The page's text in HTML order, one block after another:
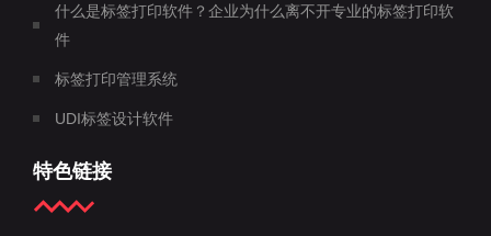
什么是标签打印软件？企业为什么离不开专业的标签打印软
件
标签打印管理系统
UDI标签设计软件
特色链接